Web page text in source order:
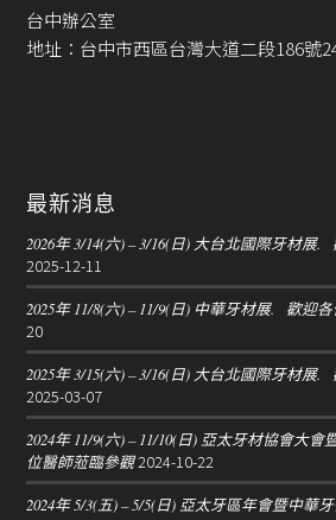
台中辦公室
地址：台中市西區台灣大道二段186號
最新消息
2026年 3/14(六) – 3/16(日) 大台北國際牙材展
2025-12-11
2025年 11/8(六) – 11/9(日) 中華牙材展. 歡迎
20
2025年 3/15(六) – 3/16(日) 大台北國際牙材展
2025-03-07
2024年 11/9(六) – 11/10(日) 亞太牙材協會大
位醫師蒞臨參觀2024-10-22
2024年 5/3(五) – 5/5(日) 亞太牙區年會暨中華